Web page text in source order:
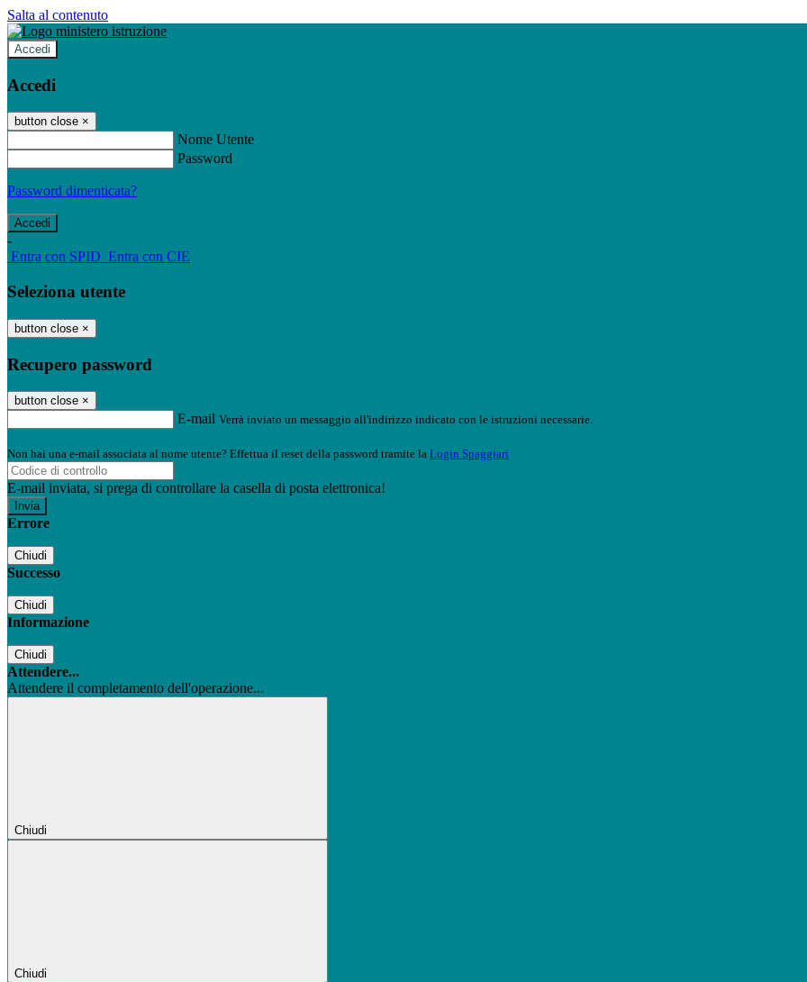
Salta al contenuto
Accedi
Accedi
button close ×
Nome Utente
Password
Password dimenticata?
-
Entra con SPID Entra con CIE
Seleziona utente
button close ×
Recupero password
button close ×
E-mail Verrà inviato un messaggio all'indirizzo indicato con le istruzioni necessarie.
Non hai una e-mail associata al nome utente? Effettua il reset della password tramite la Login Spaggiari
E-mail inviata, si prega di controllare la casella di posta elettronica!
Errore
Chiudi
Successo
Chiudi
Informazione
Chiudi
Attendere...
Attendere il completamento dell'operazione...
Chiudi
Chiudi